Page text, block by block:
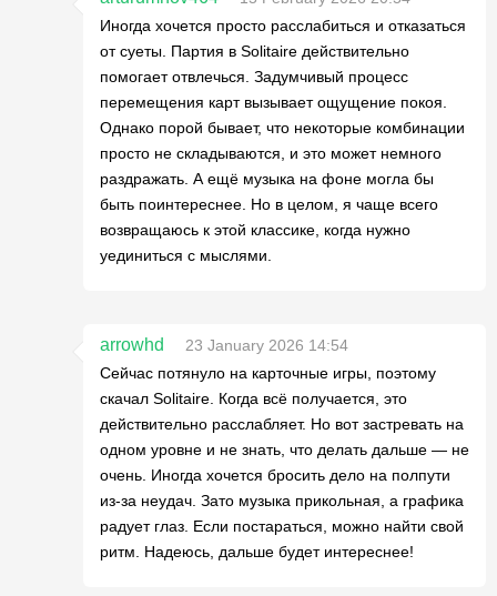
Иногда хочется просто расслабиться и отказаться
от суеты. Партия в Solitaire действительно
помогает отвлечься. Задумчивый процесс
перемещения карт вызывает ощущение покоя.
Однако порой бывает, что некоторые комбинации
просто не складываются, и это может немного
раздражать. А ещё музыка на фоне могла бы
быть поинтереснее. Но в целом, я чаще всего
возвращаюсь к этой классике, когда нужно
уединиться с мыслями.
arrowhd
23 January 2026 14:54
Сейчас потянуло на карточные игры, поэтому
скачал Solitaire. Когда всё получается, это
действительно расслабляет. Но вот застревать на
одном уровне и не знать, что делать дальше — не
очень. Иногда хочется бросить дело на полпути
из-за неудач. Зато музыка прикольная, а графика
радует глаз. Если постараться, можно найти свой
ритм. Надеюсь, дальше будет интереснее!